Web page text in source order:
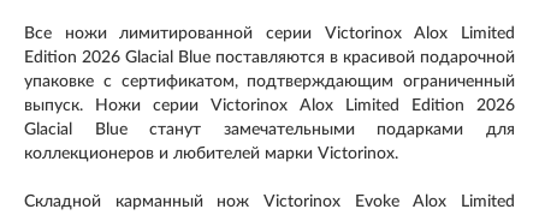
Все ножи лимитированной серии Victorinox Alox Limited
Edition 2026 Glacial Blue поставляются в красивой подарочной
упаковке с сертификатом, подтверждающим ограниченный
выпуск. Ножи серии Victorinox Alox Limited Edition 2026
Glacial Blue станут замечательными подарками для
коллекционеров и любителей марки Victorinox.
Складной карманный нож Victorinox Evoke Alox Limited